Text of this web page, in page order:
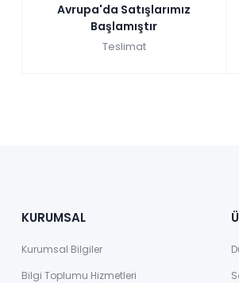
Avrupa'da Satışlarımız
Başlamıştır
Teslimat
KURUMSAL
Kurumsal Bilgiler
Bilgi Toplumu Hizmetleri